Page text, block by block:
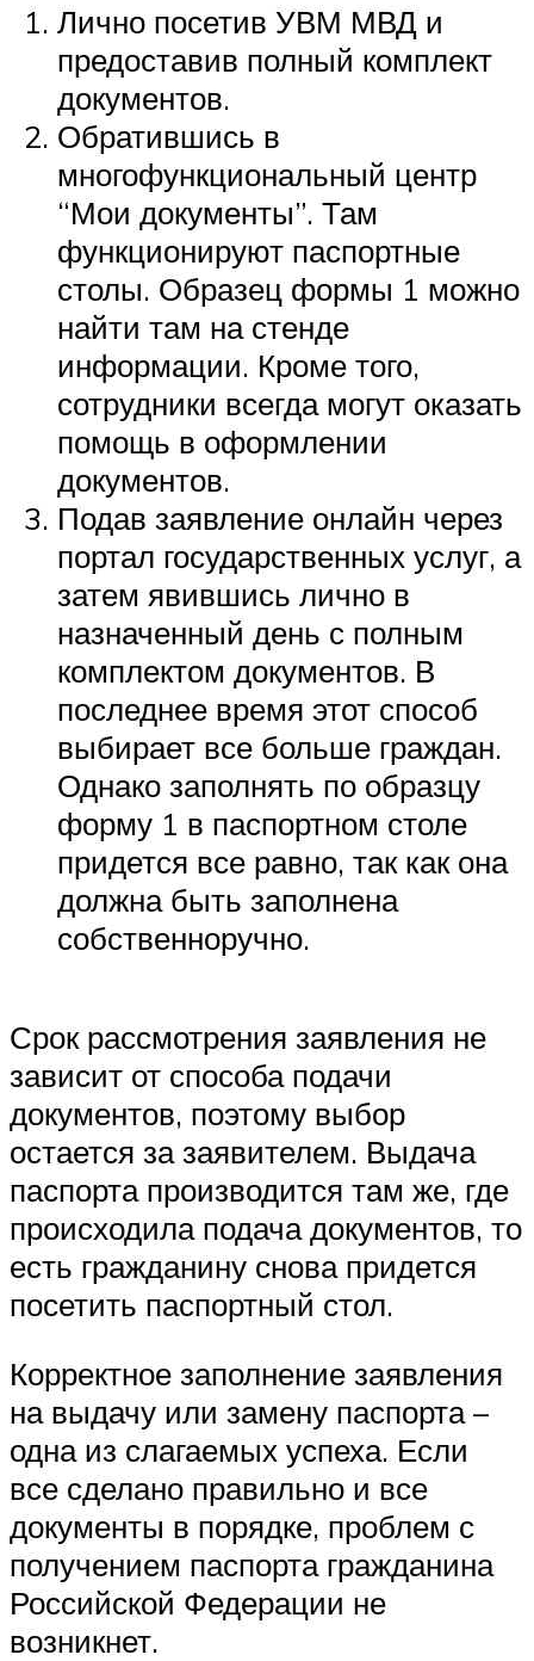
Лично посетив УВМ МВД и
предоставив полный комплект
документов.
Обратившись в
многофункциональный центр
“Мои документы”. Там
функционируют паспортные
столы. Образец формы 1 можно
найти там на стенде
информации. Кроме того,
сотрудники всегда могут оказать
помощь в оформлении
документов.
Подав заявление онлайн через
портал государственных услуг, а
затем явившись лично в
назначенный день с полным
комплектом документов. В
последнее время этот способ
выбирает все больше граждан.
Однако заполнять по образцу
форму 1 в паспортном столе
придется все равно, так как она
должна быть заполнена
собственноручно.
Срок рассмотрения заявления не
зависит от способа подачи
документов, поэтому выбор
остается за заявителем. Выдача
паспорта производится там же, где
происходила подача документов, то
есть гражданину снова придется
посетить паспортный стол.
Корректное заполнение заявления
на выдачу или замену паспорта –
одна из слагаемых успеха. Если
все сделано правильно и все
документы в порядке, проблем с
получением паспорта гражданина
Российской Федерации не
возникнет.